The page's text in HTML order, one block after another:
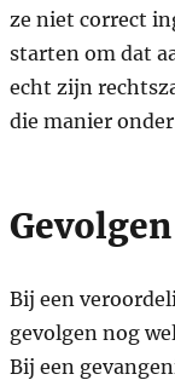
ze niet correct
starten om dat
echt zijn
die manier
Gevolgen
Bij een
gevolgen nog
Bij een